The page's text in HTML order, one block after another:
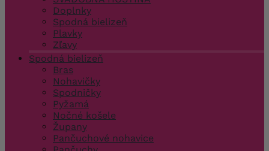
Doplnky
Spodná bielizeň
Plavky
Zľavy
Spodná bielizeň
Bras
Nohavičky
Spodničky
Pyžamá
Nočné košele
Župany
Pančuchové nohavice